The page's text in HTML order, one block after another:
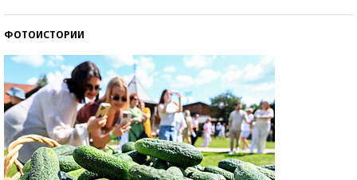
ФОТОИСТОРИИ